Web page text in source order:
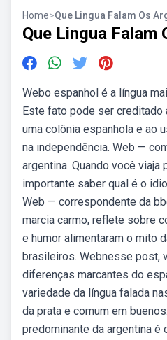
Home>Que Lingua Falam Os
Que Lingua Falam
Webo espanhol é a língua
Este fato pode ser creditado
uma colônia espanhola e ao
na independência. Web —
argentina. Quando você viaja
importante saber qual é o
Web — correspondente da
marcia carmo, reflete sobre
e humor alimentaram o mito
brasileiros. Webnesse post,
diferenças marcantes do
variedade da língua falada
da prata e comum em
predominante da argentina é